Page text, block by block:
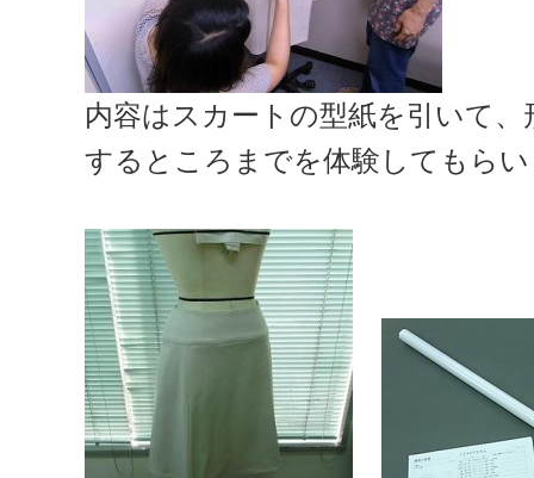
内容はスカートの型紙を引いて
するところまでを体験してもら